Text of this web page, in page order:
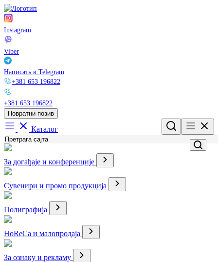
Instagram
Viber
Написать в Telegram
+381 653 196822
+381 653 196822
Повратни позив
Каталог
За догађаје и конференције
Сувенири и промо продукција
Полиграфија
HoReCa и малопродаја
За ознаку и рекламу